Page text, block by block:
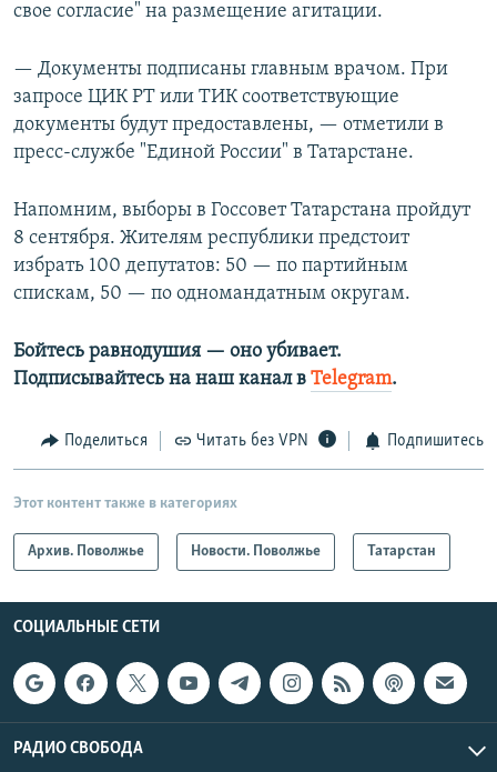
свое согласие" на размещение агитации.
— Документы подписаны главным врачом. При
запросе ЦИК РТ или ТИК соответствующие
документы будут предоставлены, — отметили в
пресс-службе "Единой России" в Татарстане.
Напомним, выборы в Госсовет Татарстана пройдут
8 сентября. Жителям республики предстоит
избрать 100 депутатов: 50 — по партийным
спискам, 50 — по одномандатным округам.
Бойтесь равнодушия — оно убивает.​
Подписывайтесь на наш канал в Telegram.
Поделиться Читать без VPN Подпишитесь
Этот контент также в категориях
Архив. Поволжье Новости. Поволжье Татарстан
СОЦИАЛЬНЫЕ СЕТИ
РАДИО СВОБОДА